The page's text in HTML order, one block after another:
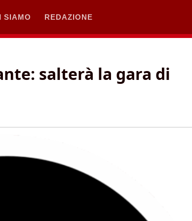
SIAMO REDAZIONE
salterà la gara di